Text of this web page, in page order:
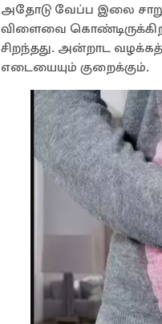
அதோடு வேப்ப இலை
விளைவை
சிறந்தது. அன்றாட
எடையையும் குறைக்கும். ​